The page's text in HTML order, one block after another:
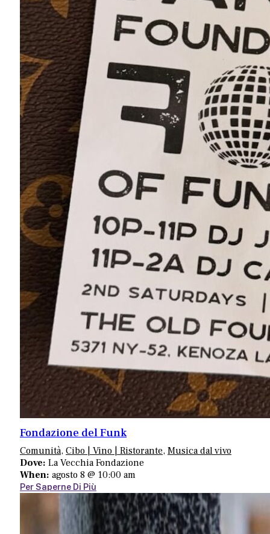
Fondazione del Funk
Comunità, Cibo | Vino | Ristorante, Musica dal vivo
Dove: La Vecchia Fondazione
When: agosto 8 @ 10:00 am
Per Saperne Di Più